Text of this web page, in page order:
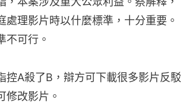
理影片時以什麼標準，十分重要。
不可行。
A殺了B，辯方可下載很多影片反駁
修改影片。